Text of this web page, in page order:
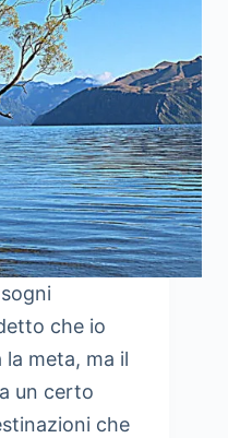
che io
meta, ma il
un certo
che